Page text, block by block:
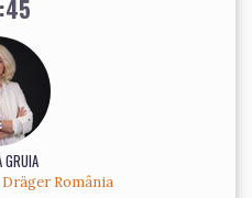
GRUIA
Dräger România